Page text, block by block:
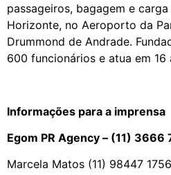
passageiros, bagagem e
Horizonte, no Aeroporto da
Drummond de Andrade.
600 funcionários e atua em
Informações para a imprensa
Egom PR Agency – (11) 3666
Marcela Matos (11) 98447 1756